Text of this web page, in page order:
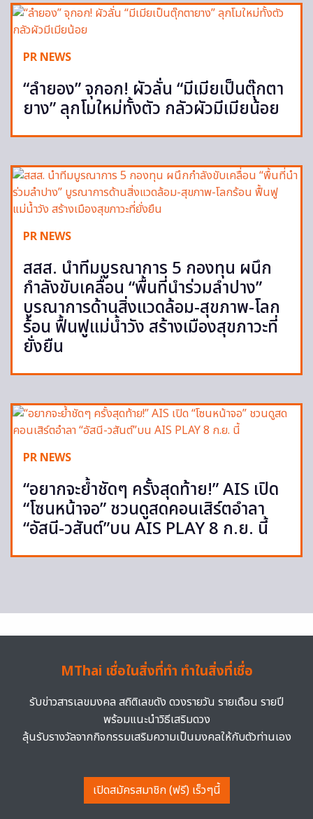
PR NEWS
“ลำยอง” จุกอก! ผัวลั่น “มีเมียเป็นตุ๊กตา
ยาง” ลุกโมใหม่ทั้งตัว กลัวผัวมีเมียน้อย
PR NEWS
สสส. นำทีมบูรณาการ 5 กองทุน ผนึก
กำลังขับเคลื่อน “พื้นที่นำร่วมลำปาง”
บูรณาการด้านสิ่งแวดล้อม-สุขภาพ-โลก
ร้อน ฟื้นฟูแม่น้ำวัง สร้างเมืองสุขภาวะที่
ยั่งยืน
PR NEWS
“อยากจะย้ำชัดๆ ครั้งสุดท้าย!” AIS เปิด
“โซนหน้าจอ” ชวนดูสดคอนเสิร์ตอำลา
“อัสนี-วสันต์”บน AIS PLAY 8 ก.ย. นี้
MThai เชื่อในสิ่งที่ทำ ทำในสิ่งที่เชื่อ
รับข่าวสารเลขมงคล สถิติเลขดัง ดวงรายวัน รายเดือน รายปี
พร้อมแนะนำวิธีเสริมดวง
ลุ้นรับรางวัลจากกิจกรรมเสริมความเป็นมงคลให้กับตัวท่านเอง
เปิดสมัครสมาชิก (ฟรี) เร็วๆนี้